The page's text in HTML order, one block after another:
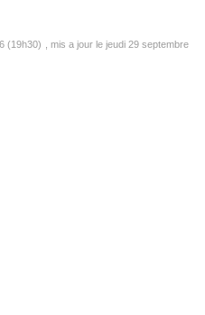
(19h30)
, mis a jour le jeudi 29 septembre